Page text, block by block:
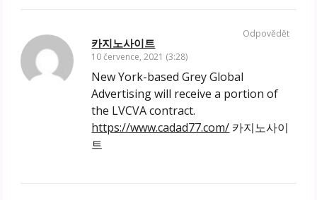
카지노사이트
10 července, 2021 (3:28)
New York-based Grey Global
Advertising will receive a portion of
the LVCVA contract.
https://www.cadad77.com/ 카지노사이
트
Odpovědět